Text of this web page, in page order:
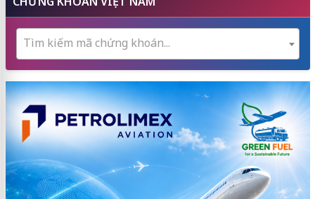
Tìm kiếm mã chứng khoán...